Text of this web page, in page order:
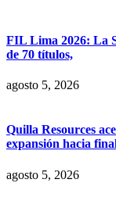
FIL Lima 2026: La
de 70 títulos,
agosto 5, 2026
Quilla Resources
expansión hacia
agosto 5, 2026